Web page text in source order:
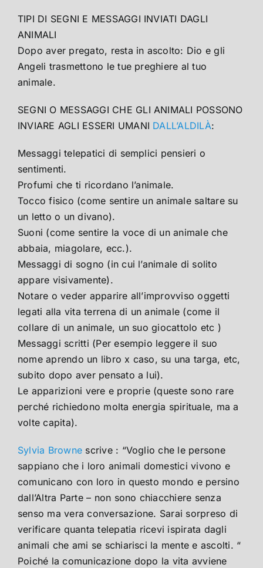
TIPI DI SEGNI E MESSAGGI INVIATI DAGLI
ANIMALI
Dopo aver pregato, resta in ascolto: Dio e gli
Angeli trasmettono le tue preghiere al tuo
animale.
SEGNI O MESSAGGI CHE GLI ANIMALI POSSONO
INVIARE AGLI ESSERI UMANI DALL’ALDILÀ:
Messaggi telepatici di semplici pensieri o
sentimenti.
Profumi che ti ricordano l’animale.
Tocco fisico (come sentire un animale saltare su
un letto o un divano).
Suoni (come sentire la voce di un animale che
abbaia, miagolare, ecc.).
Messaggi di sogno (in cui l’animale di solito
appare visivamente).
Notare o veder apparire all’improvviso oggetti
legati alla vita terrena di un animale (come il
collare di un animale, un suo giocattolo etc )
Messaggi scritti (Per esempio leggere il suo
nome aprendo un libro x caso, su una targa, etc,
subito dopo aver pensato a lui).
Le apparizioni vere e proprie (queste sono rare
perché richiedono molta energia spirituale, ma a
volte capita).
Sylvia Browne scrive : “Voglio che le persone
sappiano che i loro animali domestici vivono e
comunicano con loro in questo mondo e persino
dall’Altra Parte – non sono chiacchiere senza
senso ma vera conversazione. Sarai sorpreso di
verificare quanta telepatia ricevi ispirata dagli
animali che ami se schiarisci la mente e ascolti. “
Poiché la comunicazione dopo la vita avviene